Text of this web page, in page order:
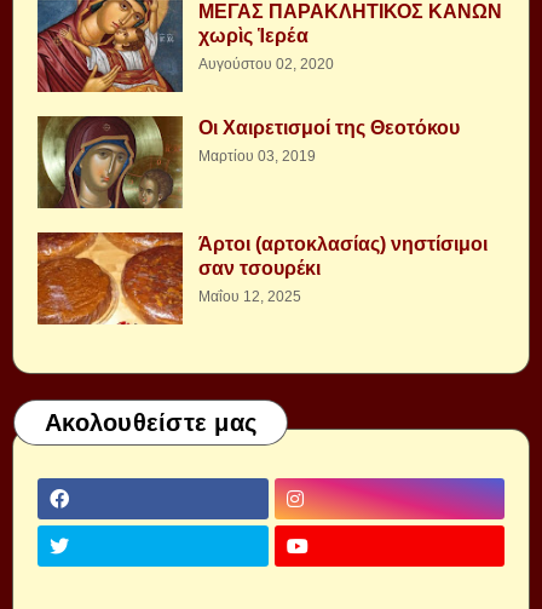
ΜΕΓΑΣ ΠΑΡΑΚΛΗΤΙΚΟΣ ΚΑΝΩΝ
χωρὶς Ἱερέα
Αυγούστου 02, 2020
Οι Χαιρετισμοί της Θεοτόκου
Μαρτίου 03, 2019
Άρτοι (αρτοκλασίας) νηστίσιμοι
σαν τσουρέκι
Μαΐου 12, 2025
Ακολουθείστε μας